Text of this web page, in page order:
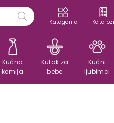
Kategorije Katalozi
Kućna
kemija
Kutak za
bebe
Kućni
ljubimci